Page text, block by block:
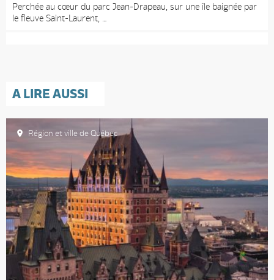
Perchée au cœur du parc Jean-Drapeau, sur une île baignée par
le fleuve Saint-Laurent,
A LIRE AUSSI
Région et ville de Québec